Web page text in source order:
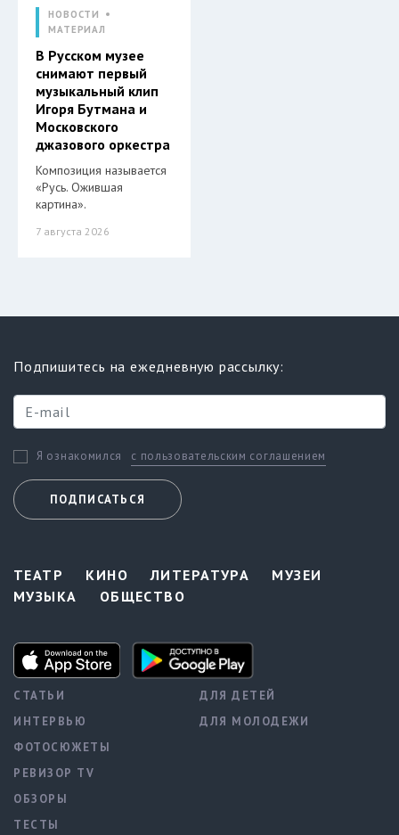
НОВОСТИ
МАТЕРИАЛ
В Русском музее
снимают первый
музыкальный клип
Игоря Бутмана и
Московского
джазового оркестра
Композиция называется
«Русь. Ожившая
картина».
7 августа 2026
Подпишитесь на ежедневную рассылку:
Я ознакомился с пользовательским соглашением
ПОДПИСАТЬСЯ
ТЕАТР КИНО ЛИТЕРАТУРА
МУЗЕИ
МУЗЫКА
ОБЩЕСТВО
СТАТЬИ
ИНТЕРВЬЮ
ФОТОСЮЖЕТЫ
РЕВИЗОР TV
ОБЗОРЫ
ТЕСТЫ
ДЛЯ ДЕТЕЙ
ДЛЯ МОЛОДЕЖИ